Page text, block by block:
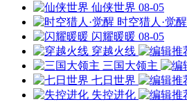
仙侠世界 08-05
时空猎人·觉醒
闪耀暖暖 08-05
穿越火线
三国大领主
七日世界
失控进化